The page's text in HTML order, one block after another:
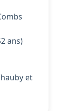
ans)
et